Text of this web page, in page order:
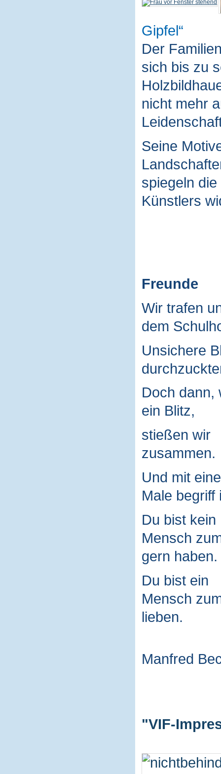
Gipfel
Der
sich bis zu
nicht mehr
Seine
spiegeln
Künstlers
Freunde
Wir trafen
dem
Unsichere
Doch dann,
ein Blitz,
stießen wir
zusammen.
Und mit
Male begriff
Du bist kein
Mensch
gern haben.
Du bist ein
Mensch
lieben.
Manfred
"VIF-